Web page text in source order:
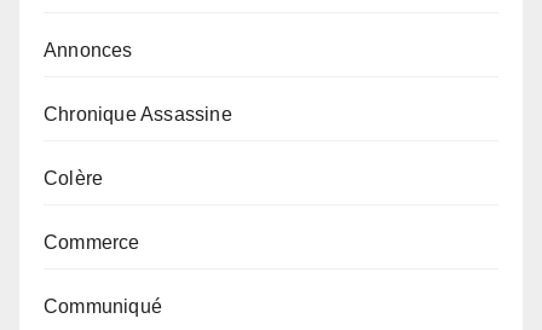
Annonces
Chronique Assassine
Colère
Commerce
Communiqué